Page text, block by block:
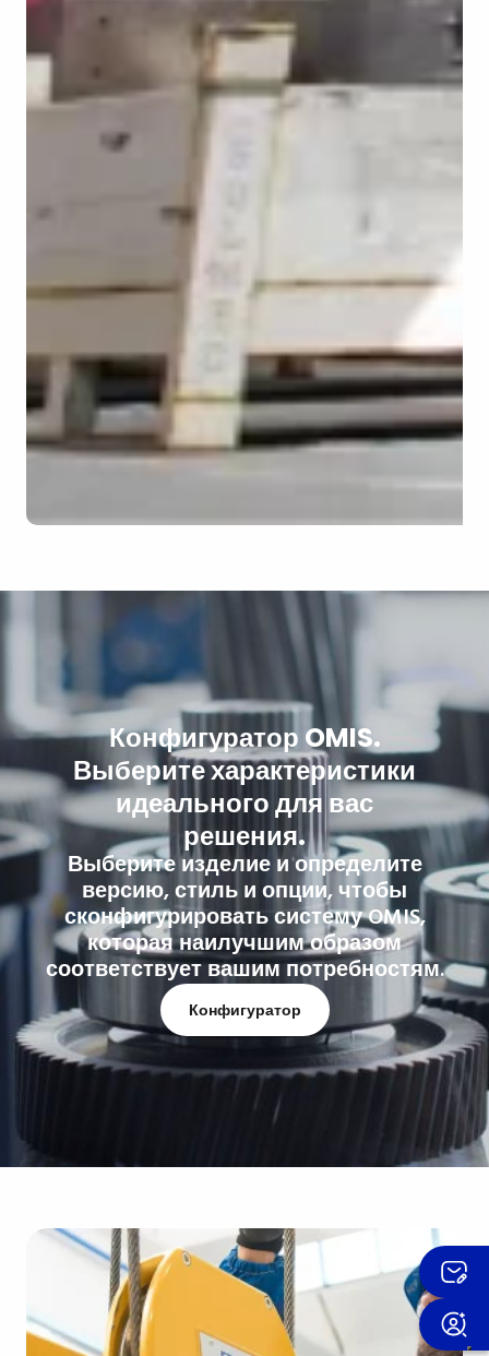
Конфигуратор OMIS.
Выберите характеристики
идеального для вас
решения.
Выберите изделие и определите
версию, стиль и опции, чтобы
сконфигурировать систему OMIS,
которая наилучшим образом
соответствует вашим потребностям.
Конфигуратор